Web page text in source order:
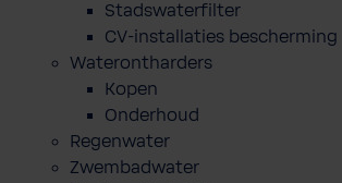
Stadswaterfilter
CV-installaties bescherming
Waterontharders
Kopen
Onderhoud
Regenwater
Zwembadwater